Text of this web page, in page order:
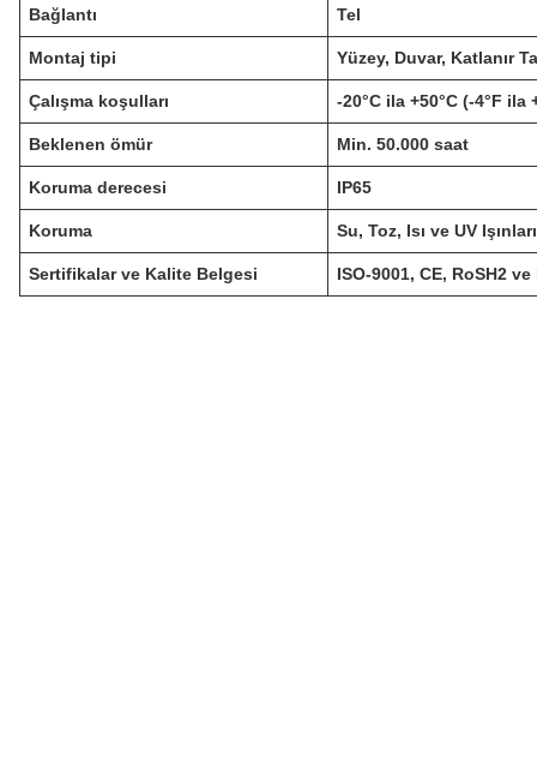
Bağlantı Tel
Montaj tipi Yüzey, Duvar, Katlanır
Çalışma koşulları -20°C ila +50°C (-4°F ila
Beklenen ömür Min. 50.000 saat
Koruma derecesi IP65
Koruma Su, Toz, Isı ve UV
Sertifikalar ve Kalite Belgesi ISO-9001, CE, RoSH2 ve